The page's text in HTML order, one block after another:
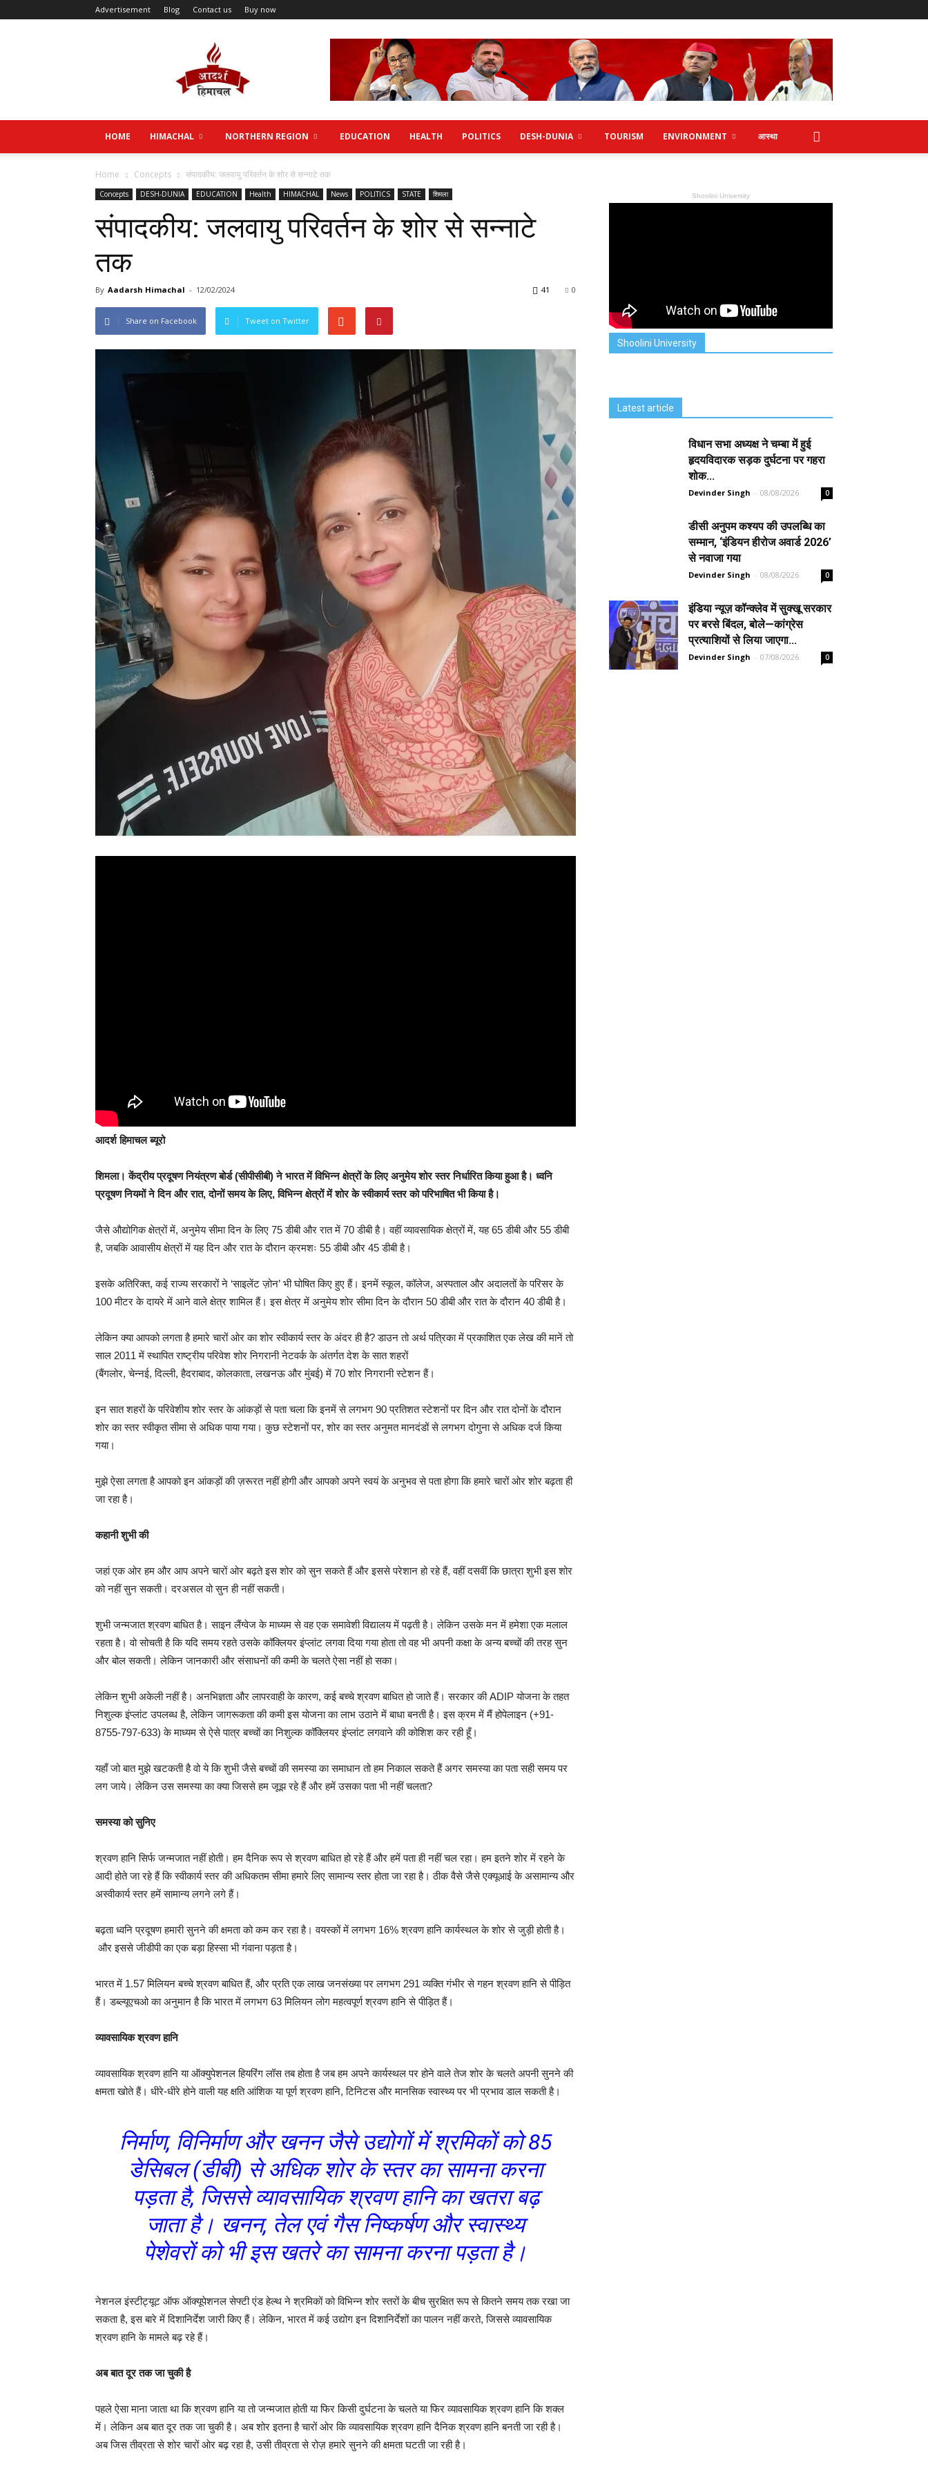
Advertisement Blog Contact us Buy now
HOME HIMACHAL NORTHERN REGION EDUCATION HEALTH POLITICS DESH-DUNIA TOURISM ENVIRONMENT आस्था
Home Concepts संपादकीय: जलवायु परिवर्तन के शोर से सन्नाटे तक
Concepts DESH-DUNIA EDUCATION Health HIMACHAL News POLITICS STATE शिमला
संपादकीय: जलवायु परिवर्तन के शोर से सन्नाटे
तक
By Aadarsh Himachal - 12/02/2024 0
41
Share on Facebook Tweet on Twitter
आदर्श हिमाचल ब्यूरो
शिमला।केंद्रीय प्रदूषण नियंत्रण बोर्ड (सीपीसीबी) ने भारत में विभिन्न क्षेत्रों के लिए अनुमेय शोर स्तर निर्धारित किया हुआ है। ध्वनि
प्रदूषण नियमों ने दिन और रात, दोनों समय के लिए, विभिन्न क्षेत्रों में शोर के स्वीकार्य स्तर को परिभाषित भी किया है।
जैसे औद्योगिक क्षेत्रों में, अनुमेय सीमा दिन के लिए 75 डीबी और रात में 70 डीबी है। वहीं व्यावसायिक क्षेत्रों में, यह 65 डीबी और 55 डीबी
है, जबकि आवासीय क्षेत्रों में यह दिन और रात के दौरान क्रमशः 55 डीबी और 45 डीबी है।
इसके अतिरिक्त, कई राज्य सरकारों ने ‘साइलेंट ज़ोन’ भी घोषित किए हुए हैं। इनमें स्कूल, कॉलेज, अस्पताल और अदालतों के परिसर के
100 मीटर के दायरे में आने वाले क्षेत्र शामिल हैं। इस क्षेत्र में अनुमेय शोर सीमा दिन के दौरान 50 डीबी और रात के दौरान 40 डीबी है।
लेकिन क्या आपको लगता है हमारे चारों ओर का शोर स्वीकार्य स्तर के अंदर ही है? डाउन तो अर्थ पत्रिका में प्रकाशित एक लेख की मानें तो
साल 2011 में स्थापित राष्ट्रीय परिवेश शोर निगरानी नेटवर्क के अंतर्गत देश के सात शहरों
(बैंगलोर, चेन्नई, दिल्ली, हैदराबाद, कोलकाता, लखनऊ और मुंबई) में 70 शोर निगरानी स्टेशन हैं।
इन सात शहरों के परिवेशीय शोर स्तर के आंकड़ों से पता चला कि इनमें से लगभग 90 प्रतिशत स्टेशनों पर दिन और रात दोनों के दौरान
शोर का स्तर स्वीकृत सीमा से अधिक पाया गया। कुछ स्टेशनों पर, शोर का स्तर अनुमत मानदंडों से लगभग दोगुना से अधिक दर्ज किया
गया।
मुझे ऐसा लगता है आपको इन आंकड़ों की ज़रूरत नहीं होगी और आपको अपने स्वयं के अनुभव से पता होगा कि हमारे चारों ओर शोर बढ़ता ही
जा रहा है।
कहानी शुभी की
जहां एक ओर हम और आप अपने चारों ओर बढ़ते इस शोर को सुन सकते हैं और इससे परेशान हो रहे हैं, वहीं दसवीं कि छात्रा शुभी इस शोर
को नहीं सुन सकती। दरअसल वो सुन ही नहीं सकती।
शुभी जन्मजात श्रवण बाधित है। साइन लैंग्वेज के माध्यम से वह एक समावेशी विद्यालय में पढ़ती है। लेकिन उसके मन में हमेशा एक मलाल
रहता है। वो सोचती है कि यदि समय रहते उसके कॉक्लियर इंप्लांट लगवा दिया गया होता तो वह भी अपनी कक्षा के अन्य बच्चों की तरह सुन
और बोल सकती। लेकिन जानकारी और संसाधनों की कमी के चलते ऐसा नहीं हो सका।
लेकिन शुभी अकेली नहीं है। अनभिज्ञता और लापरवाही के कारण, कई बच्चे श्रवण बाधित हो जाते हैं। सरकार की ADIP योजना के तहत
निशुल्क इंप्लांट उपलब्ध है, लेकिन जागरूकता की कमी इस योजना का लाभ उठाने में बाधा बनती है। इस क्रम में मैं होपेलाइन (+91-
8755-797-633) के माध्यम से ऐसे पात्र बच्चों का निशुल्क कॉक्लियर इंप्लांट लगवाने की कोशिश कर रही हूँ।
यहाँ जो बात मुझे खटकती है वो ये कि शुभी जैसे बच्चों की समस्या का समाधान तो हम निकाल सकते हैं अगर समस्या का पता सही समय पर
लग जाये। लेकिन उस समस्या का क्या जिससे हम जूझ रहे हैं और हमें उसका पता भी नहीं चलता?
समस्या को सुनिए
श्रवण हानि सिर्फ जन्मजात नहीं होती। हम दैनिक रूप से श्रवण बाधित हो रहे हैं और हमें पता ही नहीं चल रहा। हम इतने शोर में रहने के
आदी होते जा रहे हैं कि स्वीकार्य स्तर की अधिकतम सीमा हमारे लिए सामान्य स्तर होता जा रहा है। ठीक वैसे जैसे एक्यूआई के असामान्य और
अस्वीकार्य स्तर हमें सामान्य लगने लगे हैं।
बढ़ता ध्वनि प्रदूषण हमारी सुनने की क्षमता को कम कर रहा है। वयस्कों में लगभग 16% श्रवण हानि कार्यस्थल के शोर से जुड़ी होती है।
और इससे जीडीपी का एक बड़ा हिस्सा भी गंवाना पड़ता है।
भारत में 1.57 मिलियन बच्चे श्रवण बाधित हैं, और प्रति एक लाख जनसंख्या पर लगभग 291 व्यक्ति गंभीर से गहन श्रवण हानि से पीड़ित
हैं। डब्ल्यूएचओ का अनुमान है कि भारत में लगभग 63 मिलियन लोग महत्वपूर्ण श्रवण हानि से पीड़ित हैं।
व्यावसायिक श्रवण हानि
व्यावसायिक श्रवण हानि या ऑक्युपेशनल हियरिंग लॉस तब होता है जब हम अपने कार्यस्थल पर होने वाले तेज शोर के चलते अपनी सुनने की
क्षमता खोते हैं। धीरे-धीरे होने वाली यह क्षति आंशिक या पूर्ण श्रवण हानि, टिनिटस और मानसिक स्वास्थ्य पर भी प्रभाव डाल सकती है।
निर्माण, विनिर्माण और खनन जैसे उद्योगों में श्रमिकों को 85
डेसिबल (डीबी) से अधिक शोर के स्तर का सामना करना
पड़ता है, जिससे व्यावसायिक श्रवण हानि का खतरा बढ़
जाता है। खनन, तेल एवं गैस निष्कर्षण और स्वास्थ्य
पेशेवरों को भी इस खतरे का सामना करना पड़ता है।
नेशनल इंस्टीट्यूट ऑफ ऑक्यूपेशनल सेफ्टी एंड हेल्थ ने श्रमिकों को विभिन्न शोर स्तरों के बीच सुरक्षित रूप से कितने समय तक रखा जा
सकता है, इस बारे में दिशानिर्देश जारी किए हैं। लेकिन, भारत में कई उद्योग इन दिशानिर्देशों का पालन नहीं करते, जिससे व्यावसायिक
श्रवण हानि के मामले बढ़ रहे हैं।
अब बात दूर तक जा चुकी है
पहले ऐसा माना जाता था कि श्रवण हानि या तो जन्मजात होती या फिर किसी दुर्घटना के चलते या फिर व्यावसायिक श्रवण हानि कि शक्ल
में। लेकिन अब बात दूर तक जा चुकी है। अब शोर इतना है चारों ओर कि व्यावसायिक श्रवण हानि दैनिक श्रवण हानि बनती जा रही है।
अब जिस तीव्रता से शोर चारों ओर बढ़ रहा है, उसी तीव्रता से रोज़ हमारे सुनने की क्षमता घटती जा रही है।
Shoolini University
Shoolini University
Latest article
विधान सभा अध्यक्ष ने चम्बा में हुई
हृदयविदारक सड़क दुर्घटना पर गहरा
शोक...
Devinder Singh - 08/08/2026 0
डीसी अनुपम कश्यप की उपलब्धि का
सम्मान, ‘इंडियन हीरोज अवार्ड 2026’
से नवाजा गया
Devinder Singh - 08/08/2026 0
इंडिया न्यूज़ कॉन्क्लेव में सुक्खू सरकार
पर बरसे बिंदल, बोले—कांग्रेस
प्रत्याशियों से लिया जाएगा...
Devinder Singh - 07/08/2026 0